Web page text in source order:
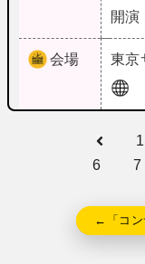
開演
会場 東京
1
6
7
←「コン